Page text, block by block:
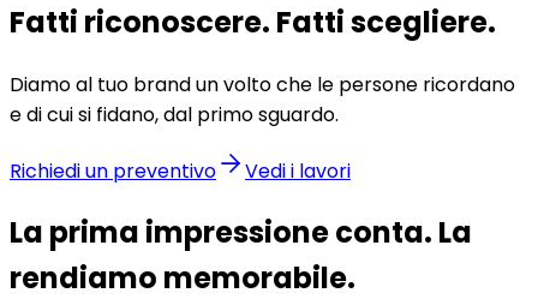
Fatti riconoscere. Fatti scegliere.
Diamo al tuo brand un volto che le persone ricordano
e di cui si fidano, dal primo sguardo.
Richiedi un preventivo Vedi i lavori
La prima impressione conta. La
rendiamo memorabile.